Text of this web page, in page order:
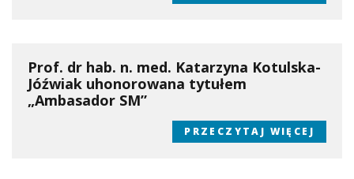
Prof. dr hab. n. med. Katarzyna Kotulska-
Jóźwiak uhonorowana tytułem
„Ambasador SM”
PRZECZYTAJ WIĘCEJ